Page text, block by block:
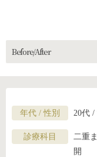
Before/After
年代 / 性別 20代 /
診療科目
二重
開